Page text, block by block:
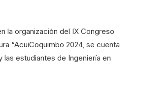
la organización del IX Congreso
“AcuiCoquimbo 2024, se cuenta
las estudiantes de Ingeniería en